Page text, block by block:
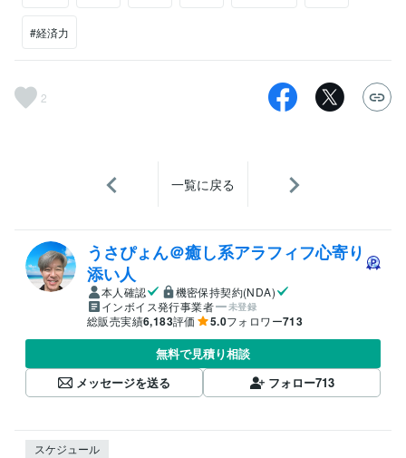
#経済力
2
一覧に戻る
うさぴょん＠癒し系アラフィフ心寄り
添い人
本人確認
機密保持契約(NDA)
インボイス発行事業者
未登録
総販売実績6,183評価 5.0フォロワー713
無料で見積り相談
メッセージを送る
フォロー713
スケジュール